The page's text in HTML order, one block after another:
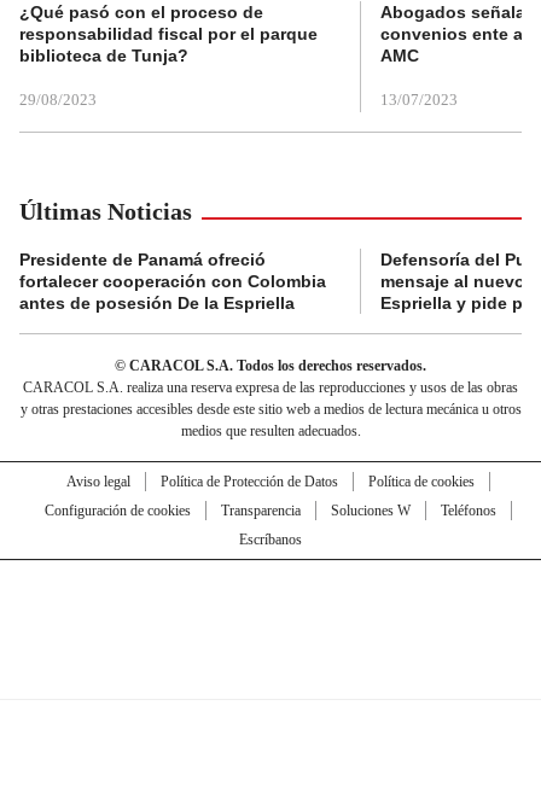
¿Qué pasó con el proceso de
responsabilidad fiscal por el parque
biblioteca de Tunja?
29/08/2023
Abogados
convenios ente
AMC
13/07/2023
Últimas Noticias
Presidente de Panamá ofreció
fortalecer cooperación con Colombia
antes de posesión De la Espriella
Defensoría del
mensaje al nuevo
Espriella y pide
© CARACOL S.A. Todos los derechos reservados.
CARACOL S.A. realiza una reserva expresa de las reproducciones y usos de las obras
y otras prestaciones accesibles desde este sitio web a medios de lectura mecánica u otros
medios que resulten adecuados.
Aviso legal Política de Protección de Datos
Política de cookies
Configuración de cookies
Transparencia Soluciones W
Teléfonos
Escríbanos